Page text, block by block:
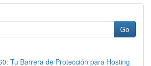
Go
Tu Barrera de Protección para Hosting